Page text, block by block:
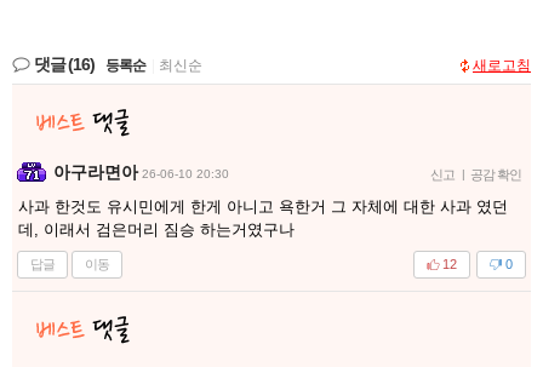
댓글(16) 등록순 최신순 새로고침
아구라면아 26-06-10 20:30 신고 | 공감 확인
사과 한것도 유시민에게 한게 아니고 욕한거 그 자체에 대한 사과 였던
데, 이래서 검은머리 짐승 하는거였구나
답글 이동 0
12